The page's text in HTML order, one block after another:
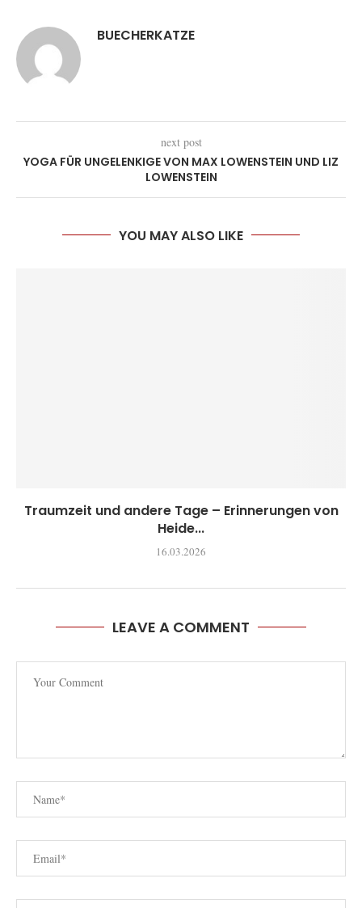
BUECHERKATZE
next post
YOGA FÜR UNGELENKIGE VON MAX LOWENSTEIN UND LIZ
LOWENSTEIN
YOU MAY ALSO LIKE
Traumzeit und andere Tage – Erinnerungen von
Heide...
16.03.2026
LEAVE A COMMENT